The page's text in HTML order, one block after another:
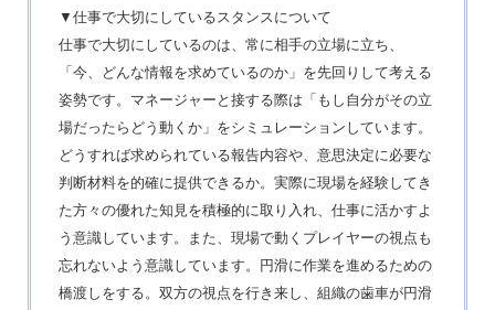
▼仕事で大切にしているスタンスについて
仕事で大切にしているのは、常に相手の立場に立ち、
「今、どんな情報を求めているのか」を先回りして考える
姿勢です。マネージャーと接する際は「もし自分がその立
場だったらどう動くか」をシミュレーションしています。
どうすれば求められている報告内容や、意思決定に必要な
判断材料を的確に提供できるか。実際に現場を経験してき
た方々の優れた知見を積極的に取り入れ、仕事に活かすよ
う意識しています。また、現場で動くプレイヤーの視点も
忘れないよう意識しています。円滑に作業を進めるための
橋渡しをする。双方の視点を行き来し、組織の歯車が円滑